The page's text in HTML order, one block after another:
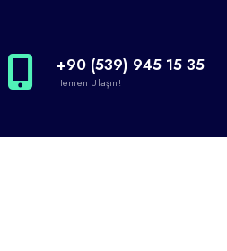
+90 (539) 945 15 35
Hemen Ulaşın!